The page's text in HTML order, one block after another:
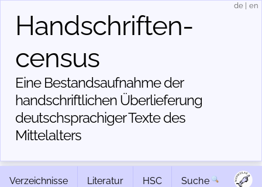
Handschriften­
census
Eine Bestandsaufnahme der
handschriftlichen Über­lieferung
deutschsprachiger Texte des
Mittelalters
de en
Verzeichnisse Literatur HSC Suche